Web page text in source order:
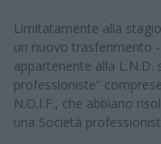
Limitatamente alla
un nuovo trasferimento -
appartenente alla L.N.D.
professioniste”
N.O.I.F., che abbiano
una Società